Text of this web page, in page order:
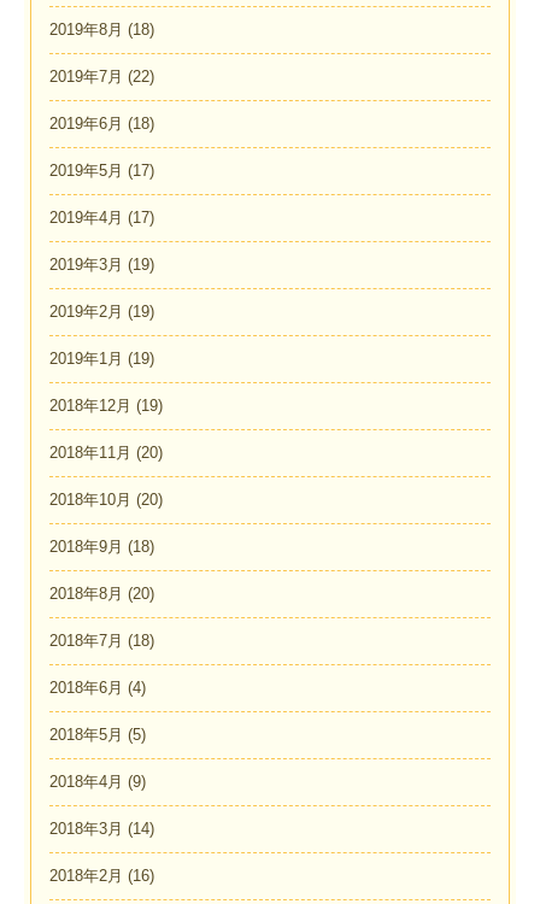
2019年8月 (18)
2019年7月 (22)
2019年6月 (18)
2019年5月 (17)
2019年4月 (17)
2019年3月 (19)
2019年2月 (19)
2019年1月 (19)
2018年12月 (19)
2018年11月 (20)
2018年10月 (20)
2018年9月 (18)
2018年8月 (20)
2018年7月 (18)
2018年6月 (4)
2018年5月 (5)
2018年4月 (9)
2018年3月 (14)
2018年2月 (16)